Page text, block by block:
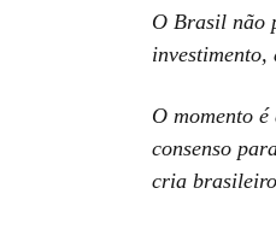
O Brasil não
investimento,
O momento
consenso
cria